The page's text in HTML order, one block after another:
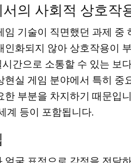
의 사회적 상호작
임 기술이 직면했던 과제 중
인화되지 않아 상호작용이
간으로 소통할 수 있는 보
현실 게임 분야에서 특히
한 부분을 차지하기 때문입
계 등이 포함됩니다.